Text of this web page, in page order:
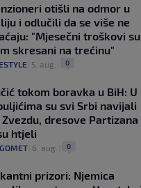
otišli na odmor u
i odlučili da se više ne
"Mjesečni troškovi su
skresani na trećinu"
| 5. aug. 0
tokom boravka u BiH: U
su svi Srbi navijali
Zvezdu, dresove Partizana
htjeli
| 6. aug. 0
prizori: Njemica